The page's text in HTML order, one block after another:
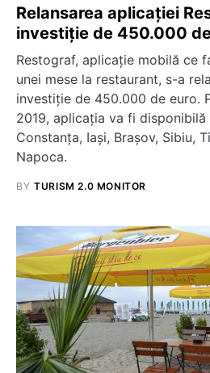
Relansarea aplicației
investiție de 450.000
Restograf, aplicație mobilă ce
unei mese la restaurant, s-a
investiţie de 450.000 de euro.
2019, aplicația va fi
Constanța, Iași, Brașov, Sibiu,
Napoca.
BY TURISM 2.0 MONITOR